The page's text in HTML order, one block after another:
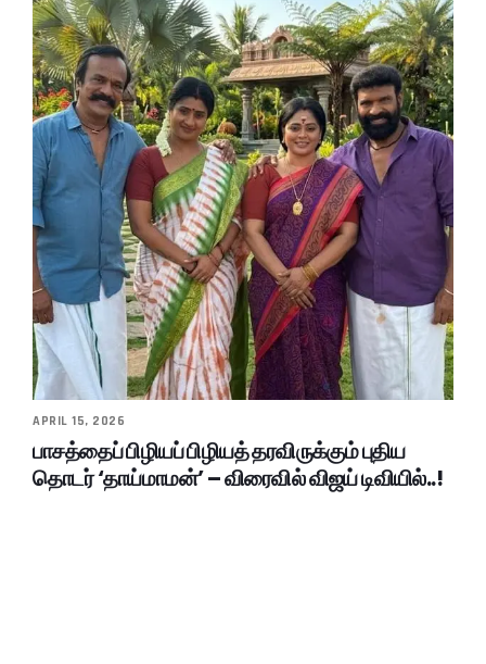
APRIL 15, 2026
பாசத்தைப் பிழியப் பிழியத் தரவிருக்கும் புதிய
தொடர் ‘தாய்மாமன்’ – விரைவில் விஜய் டிவியில்..!